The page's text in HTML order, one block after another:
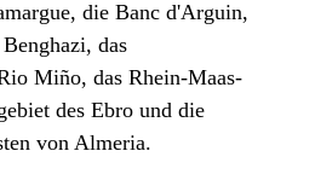
die Banc d'Arguin,
das
Miño, das Rhein-Maas-
des Ebro und die
von Almeria.